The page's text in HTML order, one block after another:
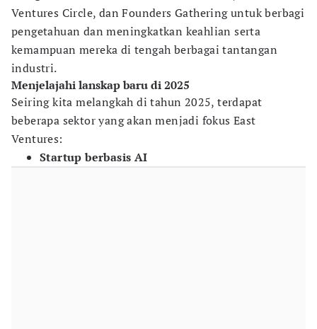
Ventures Circle, dan Founders Gathering untuk berbagi
pengetahuan dan meningkatkan keahlian serta
kemampuan mereka di tengah berbagai tantangan
industri.
Menjelajahi lanskap baru di 2025
Seiring kita melangkah di tahun 2025, terdapat
beberapa sektor yang akan menjadi fokus East
Ventures:
Startup berbasis AI